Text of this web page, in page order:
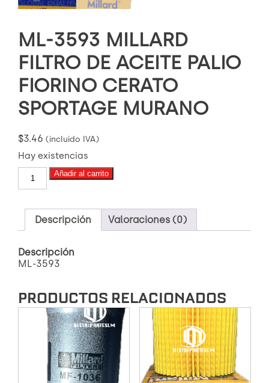
ML-3593 MILLARD
FILTRO DE ACEITE PALIO
FIORINO CERATO
SPORTAGE MURANO
$3.46 (incluido IVA)
Hay existencias
3593
FILTRO
ACEITE
FIORINO
CERATO
cantidad
Añadir al carrito
Descripción Valoraciones (0)
Descripción
ML-3593
PRODUCTOS RELACIONADOS